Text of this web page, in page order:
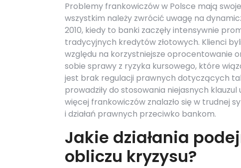
Problemy frankowiczów w Polsce mają
wszystkim należy zwrócić uwagę na
2010, kiedy to banki zaczęły intensywnie
tradycyjnych kredytów złotowych. Klienci
względu na korzystniejsze oprocentowanie
sobie sprawy z ryzyka kursowego, które
jest brak regulacji prawnych dotyczących
prowadziły do stosowania niejasnych
więcej frankowiczów znalazło się w trudnej
i działań prawnych przeciwko bankom.
Jakie działania
obliczu kryzysu?